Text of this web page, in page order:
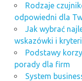
Rodzaje
odpowiedni dla
Jak wybrać
wskazówki i
Podstawy
porady dla firm
System